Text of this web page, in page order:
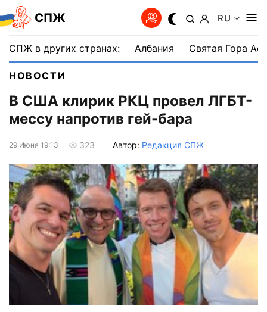
СПЖ RU
СПЖ в других странах: Албания Святая Гора
НОВОСТИ
В США клирик РКЦ провел ЛГБТ-
мессу напротив гей-бара
29 Июня 19:13 323 Автор: Редакция СПЖ